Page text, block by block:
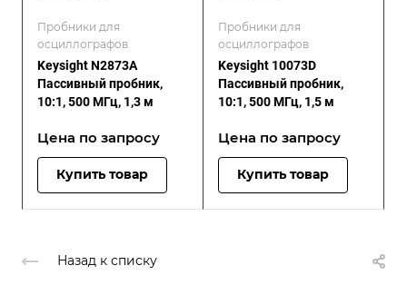
Пробники для
осциллографов
Keysight N2873A
Пассивный пробник,
10:1, 500 МГц, 1,3 м
Цена по запросу
Купить товар
Пробники для
осциллографов
Keysight 10073D
Пассивный пробник,
10:1, 500 МГц, 1,5 м
Цена по запросу
Купить товар
Назад к списку